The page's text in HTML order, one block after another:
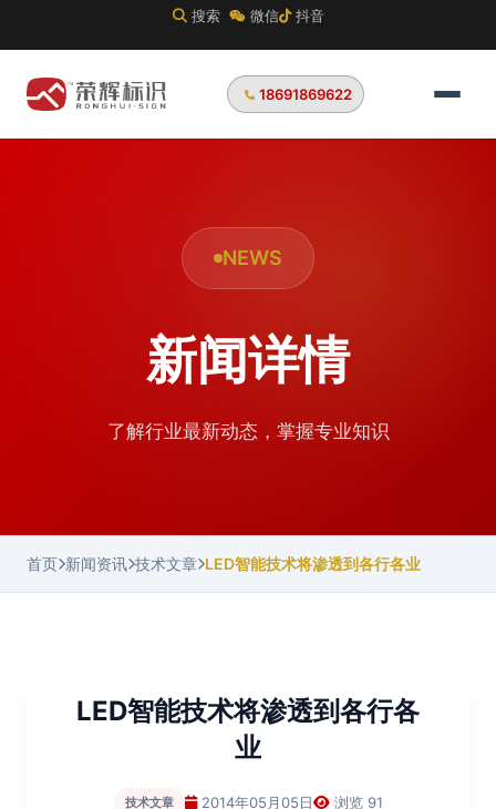
搜索 微信 抖音
18691869622
NEWS
新闻详情
了解行业最新动态，掌握专业知识
首页 新闻资讯 技术文章 LED智能技术将渗透到各行各业
LED智能技术将渗透到各行各
业
技术文章 2014年05月05日 浏览 91